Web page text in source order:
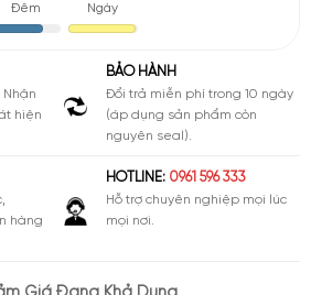
Đêm Ngày
hiện
BẢO HÀNH
Đổi trả miễn phí trong 10 ngày
(áp dụng sản phẩm còn
nguyên seal).
hàng
HOTLINE: 0961 596 333
Hỗ trợ chuyên nghiệp mọi lúc
mọi nơi.